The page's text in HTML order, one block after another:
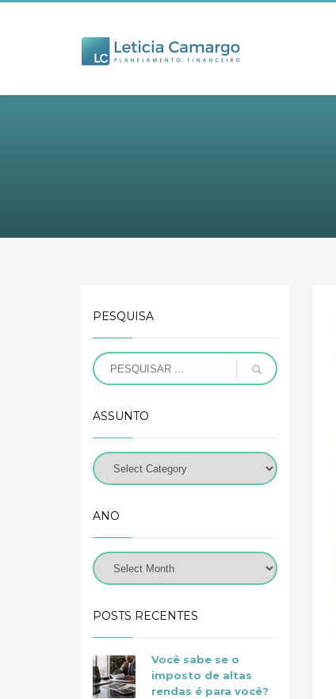
PESQUISA
ASSUNTO
ANO
POSTS RECENTES
Você sabe se o
imposto de altas
rendas é para você?